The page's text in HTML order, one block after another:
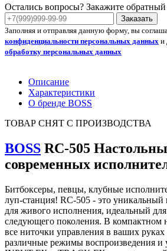
Остались вопросы? Закажите
Заказать
Заполняя и отправляя данную форму, вы
конфиденциальности персональных данных и
обработку персональных данных
Описание
Характеристики
О бренде BOSS
ТОВАР СНЯТ С ПРОИЗВОДСТВА
BOSS RC-505
современных
Битбоксеры, певцы, клубные
луп-станция! RC-505 - это
для живого исполнения, идеальный
следующего поколения. В компактном
все ниточки управления в ваших руках
различные режимы воспроизведения и